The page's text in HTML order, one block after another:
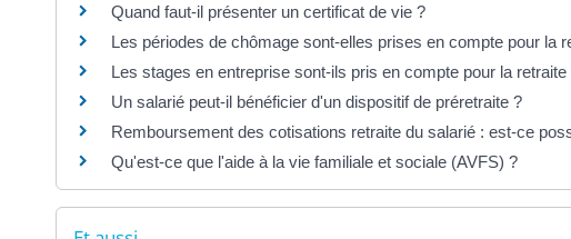
Quand faut-il présenter un certificat de vie ?
Les périodes de chômage sont-elles prises en compte pour la
Les stages en entreprise sont-ils pris en compte pour la retraite
Un salarié peut-il bénéficier d'un dispositif de préretraite ?
Remboursement des cotisations retraite du salarié : est-ce
Qu'est-ce que l'aide à la vie familiale et sociale (AVFS) ?